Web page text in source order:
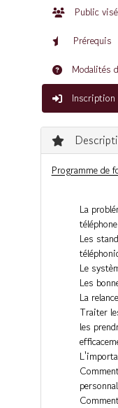
Public visé
Prérequis
Modalités
Inscription
Programme de
La
téléphone
Les
Le
Les
La
Traiter
les